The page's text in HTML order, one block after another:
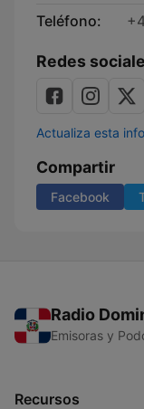
Teléfono:
Redes
Actualiza esta
Compartir
Facebook
Radio
Emisoras y
Recursos